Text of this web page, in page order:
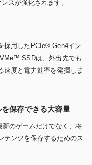
スが強化されます。
採用したPCIe® Gen4イン
SSDは、外出先でも
速度と電力効率を発揮しま
保存できる大容量
のゲームだけでなく、将
テンツを保存するためのス